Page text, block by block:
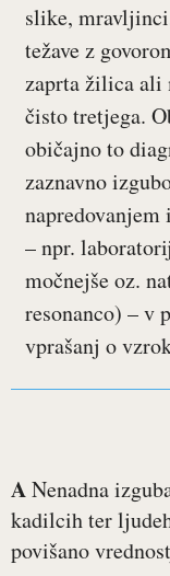
slike,
težave z
zaprta žilica ali
čisto tretjega.
običajno to
zaznavno
– npr.
močnejše oz.
resonanco) – v
vprašanj o
ANenadna
kadilcih ter
povišano